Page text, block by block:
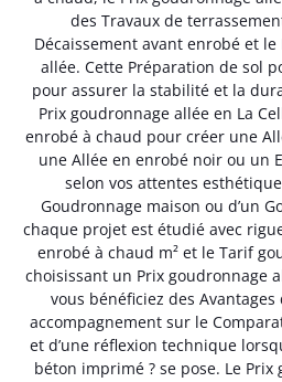
des Travaux de
Décaissement avant enrobé et
allée. Cette Préparation de sol
pour assurer la stabilité et la
Prix goudronnage allée en La
enrobé à chaud pour créer une
une Allée en enrobé noir ou un
selon vos attentes
Goudronnage maison ou d’un
chaque projet est étudié avec
enrobé à chaud m² et le Tarif
choisissant un Prix goudronnage
vous bénéficiez des
accompagnement sur le
et d’une réflexion technique
béton imprimé ? se pose. Le Prix